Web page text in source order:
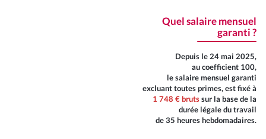
Quel salaire mensuel
garanti ?
Depuis le 24 mai 2025,
au coefficient 100,
le salaire mensuel garanti
excluant toutes primes, est fixé à
1 748 € brutssur la base de la
durée légale du travail
de 35 heures hebdomadaires.